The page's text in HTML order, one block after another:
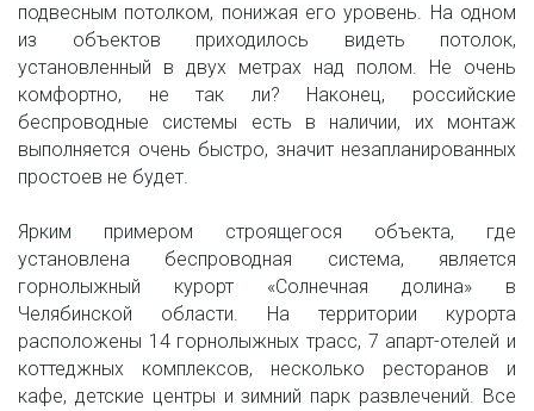
подвесным потолком, понижая его уровень. На одном
из объектов приходилось видеть потолок,
установленный в двух метрах над полом. Не очень
комфортно, не так ли? Наконец, российские
беспроводные системы есть в наличии, их монтаж
выполняется очень быстро, значит незапланированных
простоев не будет.
Ярким примером строящегося объекта, где
установлена беспроводная система, является
горнолыжный курорт «Солнечная долина» в
Челябинской области. На территории курорта
расположены 14 горнолыжных трасс, 7 апарт-отелей и
коттеджных комплексов, несколько ресторанов и
кафе, детские центры и зимний парк развлечений. Все